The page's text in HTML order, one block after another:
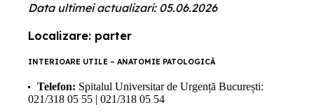
Data ultimei actualizari: 05.06.2026
Localizare: parter
INTERIOARE UTILE – ANATOMIE PATOLOGICĂ
Telefon: Spitalul Universitar de Urgență București:
021/318 05 55 | 021/318 05 54